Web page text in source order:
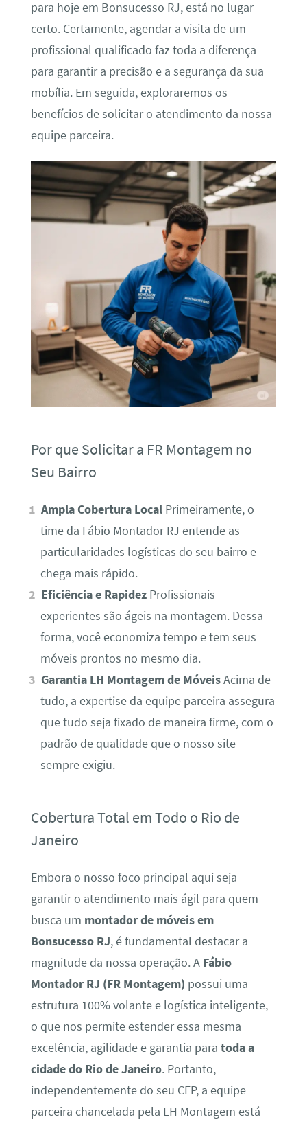
para hoje em Bonsucesso RJ, está no lugar
certo. Certamente, agendar a visita de um
profissional qualificado faz toda a diferença
para garantir a precisão e a segurança da sua
mobília. Em seguida, exploraremos os
benefícios de solicitar o atendimento da nossa
equipe parceira.
Por que Solicitar a FR Montagem no
Seu Bairro
Ampla Cobertura Local Primeiramente, o
time da Fábio Montador RJ entende as
particularidades logísticas do seu bairro e
chega mais rápido.
Eficiência e Rapidez Profissionais
experientes são ágeis na montagem. Dessa
forma, você economiza tempo e tem seus
móveis prontos no mesmo dia.
Garantia LH Montagem de MóveisAcima de
tudo, a expertise da equipe parceira assegura
que tudo seja fixado de maneira firme, com o
padrão de qualidade que o nosso site
sempre exigiu.
Cobertura Total em Todo o Rio de
Janeiro
Embora o nosso foco principal aqui seja
garantir o atendimento mais ágil para quem
busca um montador de móveis em
Bonsucesso RJ, é fundamental destacar a
magnitude da nossa operação. A Fábio
Montador RJ (FR Montagem) possui uma
estrutura 100% volante e logística inteligente,
o que nos permite estender essa mesma
excelência, agilidade e garantia para toda a
cidade do Rio de Janeiro. Portanto,
independentemente do seu CEP, a equipe
parceira chancelada pela LH Montagem está